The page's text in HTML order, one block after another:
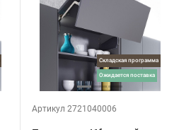
Складская программа
ожидается поставка
Артикул 2721040006